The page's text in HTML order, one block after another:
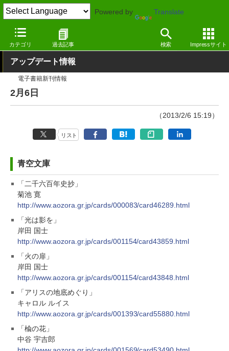
Powered by Translate
カテゴリ 過去記事 検索 Impressサイト
窓の杜 その他の話題 アップデート
アップデート情報
電子書籍新刊情報
2月6日
（2013/2/6 15:19）
リスト
青空文庫
「二千六百年史抄」
菊池 寛
http://www.aozora.gr.jp/cards/000083/card46289.html
「光は影を」
岸田 国士
http://www.aozora.gr.jp/cards/001154/card43859.html
「火の扉」
岸田 国士
http://www.aozora.gr.jp/cards/001154/card43848.html
「アリスの地底めぐり」
キャロル ルイス
http://www.aozora.gr.jp/cards/001393/card55880.html
「楡の花」
中谷 宇吉郎